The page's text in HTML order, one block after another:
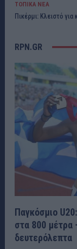
ΤΟΠΙΚΑ ΝΕΑ
Πικέρμι: Κλειστό
RPN.GR
Παγκόσμιο
στα 800 μέτρα
δευτερόλεπτα